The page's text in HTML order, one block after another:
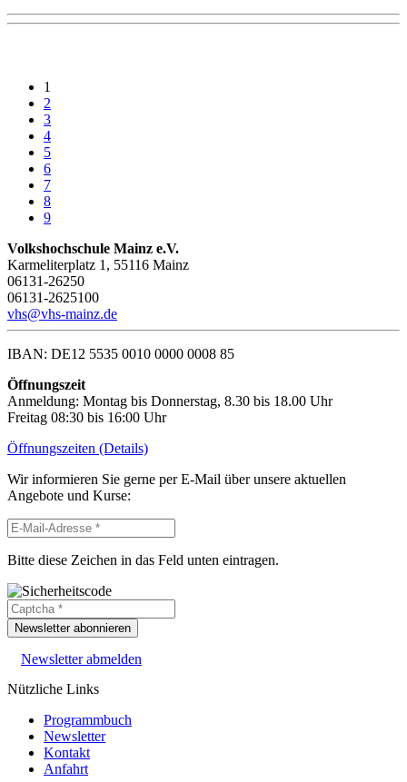
1
2
3
4
5
6
7
8
9
Volkshochschule Mainz e.V.
Karmeliterplatz 1, 55116 Mainz
06131-26250
06131-2625100
vhs@vhs-mainz.de
IBAN: DE12 5535 0010 0000 0008 85
Öffnungszeit
Anmeldung: Montag bis Donnerstag, 8.30 bis 18.00 Uhr
Freitag 08:30 bis 16:00 Uhr
Öffnungszeiten (Details)
Wir informieren Sie gerne per E-Mail über unsere aktuellen
Angebote und Kurse:
Bitte diese Zeichen in das Feld unten eintragen.
Newsletter abonnieren
Newsletter abmelden
Nützliche Links
Programmbuch
Newsletter
Kontakt
Anfahrt